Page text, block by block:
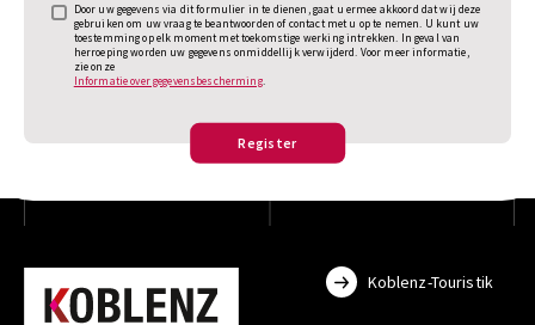
Door uw gegevens via dit formulier in te dienen, gaat u ermee akkoord dat wij deze
gebruiken om uw vraag te beantwoorden of contact met u op te nemen. U kunt uw
toestemming op elk moment met toekomstige werking intrekken. In geval van
herroeping worden uw gegevens onmiddellijk verwijderd. Voor meer informatie,
zie onze
Informatie over gegevensbescherming.
Register
Koblenz-Touristik